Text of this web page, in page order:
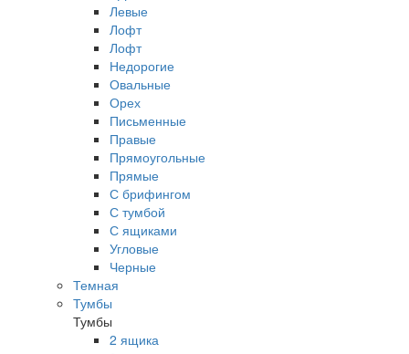
Левые
Лофт
Лофт
Недорогие
Овальные
Орех
Письменные
Правые
Прямоугольные
Прямые
С брифингом
С тумбой
С ящиками
Угловые
Черные
Темная
Тумбы
Тумбы
2 ящика